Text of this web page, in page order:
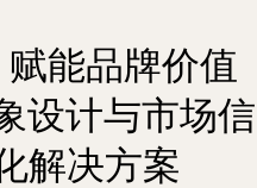
能品牌价值
设计与市场信
解决方案